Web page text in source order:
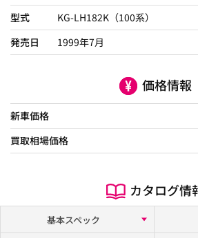
型式
KG-LH182K（100系）
発売日
1999年7月
価格情報
新車価格
買取相場価格
カタログ情
基本スペック